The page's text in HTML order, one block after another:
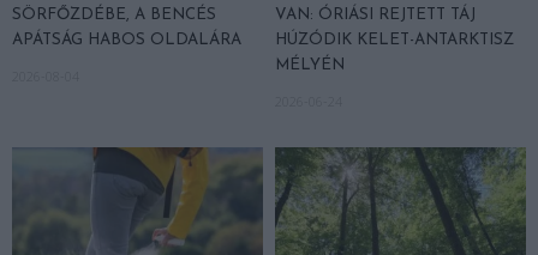
SÖRFŐZDÉBE, A BENCÉS
APÁTSÁG HABOS OLDALÁRA
VAN: ÓRIÁSI REJTETT TÁJ
HÚZÓDIK KELET-ANTARKTISZ
MÉLYÉN